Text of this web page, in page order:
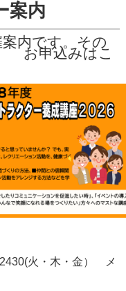
案内
内です。その
申込みはこ
火・木・金） メ